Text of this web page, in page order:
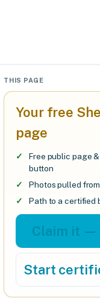
THIS PAGE
Your free
page
Free public page
button
Photos pulled
Path to a certified
Claim it
Start